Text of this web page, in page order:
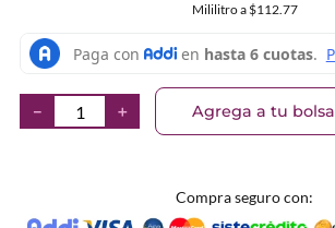
Mililitroa $112.77
＋
－ Agrega a tu bolsa
Compra seguro con: